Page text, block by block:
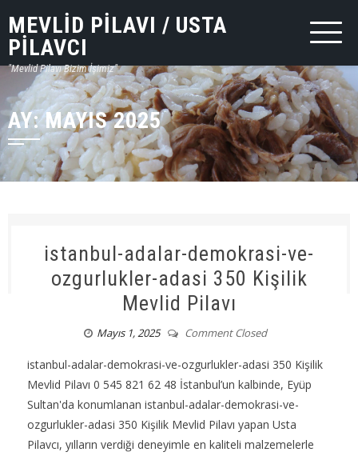
MEVLID PILAVI / USTA
PILAVCI
"Mevlid Pilavı Bizim İşimiz"
AY:MAYIS 2025
istanbul-adalar-demokrasi-ve-
ozgurlukler-adasi 350 Kişilik
Mevlid Pilavı
Mayıs 1, 2025 Comment Closed
istanbul-adalar-demokrasi-ve-ozgurlukler-adasi 350 Kişilik
Mevlid Pilavı 0 545 821 62 48 İstanbul’un kalbinde, Eyüp
Sultan'da konumlanan istanbul-adalar-demokrasi-ve-
ozgurlukler-adasi 350 Kişilik Mevlid Pilavı yapan Usta
Pilavcı, yılların verdiği deneyimle en kaliteli malzemelerle